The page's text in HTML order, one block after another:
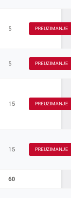
5 PREUZIMANJE
5 PREUZIMANJE
15 PREUZIMANJE
15 PREUZIMANJE
60